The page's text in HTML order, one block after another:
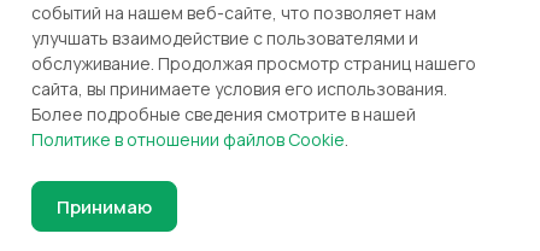
Главная Каталог
© 2026 "ЛЕВША"
Конфиденциальность
Оферта
Разработка и поддержка gianit.ru
событий на нашем веб-сайте, что позволяет нам
улучшать взаимодействие с пользователями и
обслуживание. Продолжая просмотр страниц нашего
сайта, вы принимаете условия его использования.
Более подробные сведения смотрите в нашей
Политике в отношении файлов Cookie.
Принимаю